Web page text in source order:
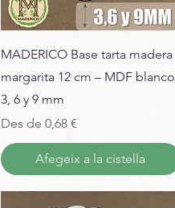
MADERICO Base tarta madera
margarita 12 cm – MDF blanco
3, 6 y 9 mm
Des de 0,68 €
Preu d'oferta
Afegeix a la cistella